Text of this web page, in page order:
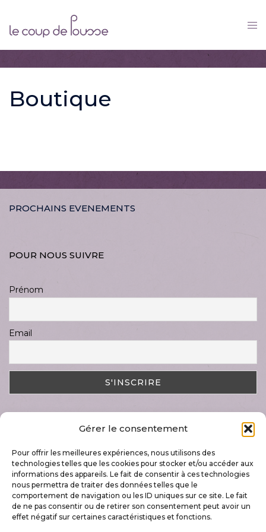
Gérer le consentement
Pour offrir les meilleures expériences, nous utilisons des
technologies telles que les cookies pour stocker et/ou accéder aux
informations des appareils. Le fait de consentir à ces technologies
nous permettra de traiter des données telles que le
comportement de navigation ou les ID uniques sur ce site. Le fait
de ne pas consentir ou de retirer son consentement peut avoir un
effet négatif sur certaines caractéristiques et fonctions.
to
content
Boutique
PROCHAINS EVENEMENTS
POUR NOUS SUIVRE
Prénom
Email
DERNIER ARTICLE
Magnifique semaine « Art & Nature »
17 juillet 2023